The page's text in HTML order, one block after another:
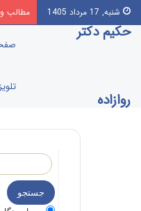
شنبه, 17 مرداد 1405 مطالب
حکیم دکتر
روازاده